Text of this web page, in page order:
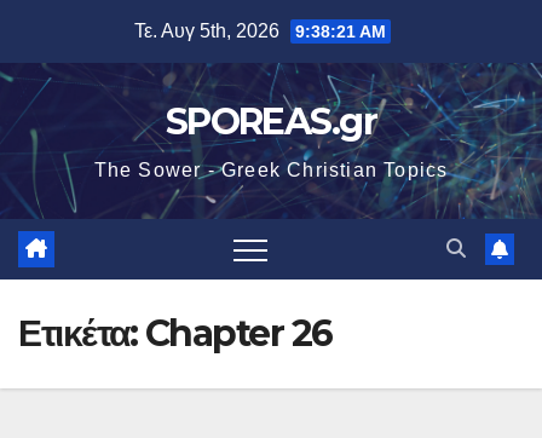
περιεχόμενο
Τε. Αυγ 5th, 2026 9:38:22 AM
SPOREAS.gr
The Sower - Greek Christian Topics
Ετικέτα:Chapter 26